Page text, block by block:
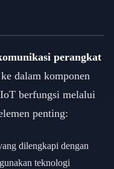
perangkat
dalam komponen
berfungsi melalui
penting:
dilengkapi dengan
teknologi